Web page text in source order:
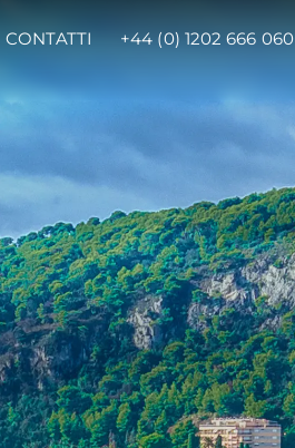
CONTATTI +44 (0) 1202 666 060